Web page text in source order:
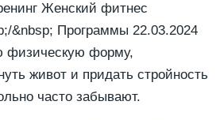
Женский фитнес
&nbsp; Пpогpаммы 22.03.2024
физическую форму,
живот и придать стройность
часто забывают.